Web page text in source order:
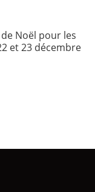
Noël pour les
et 23 décembre